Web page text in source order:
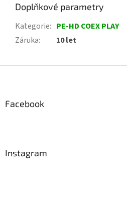
Doplňkové parametry
Kategorie: PE-HD COEX PLAY
Záruka: 10 let
Facebook
Instagram